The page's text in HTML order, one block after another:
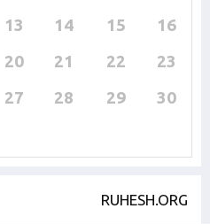
13 14 15
16
20 21 22
23
27 28 29
30
RUHESH.ORG